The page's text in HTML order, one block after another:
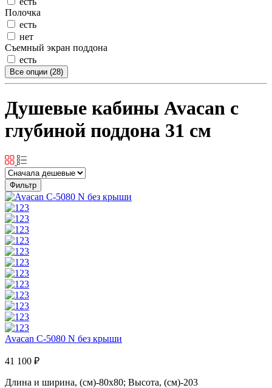
Полочка
есть
нет
Съемный экран поддона
есть
Все опции (28)
Душевые кабины Avacan с
глубиной поддона 31 см
Фильтр
Avacan C-5080 N без крыши
41 100 ₽
Длина и ширина, (см)-80x80; Высота, (см)-203